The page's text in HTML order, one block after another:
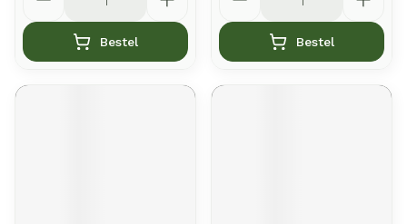
Bestel Bestel